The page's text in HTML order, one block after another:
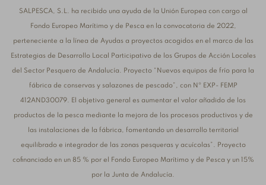
SALPESCA, S.L. ha recibido una ayuda de la Unión Europea con cargo al
Fondo Europeo Marítimo y de Pesca en la convocatoria de 2022,
perteneciente a la línea de Ayudas a proyectos acogidos en el marco de las
Estrategias de Desarrollo Local Participativo de los Grupos de Acción Locales
del Sector Pesquero de Andalucía. Proyecto “Nuevos equipos de frío para la
fábrica de conservas y salazones de pescado”, con Nº EXP- FEMP
412AND30079. El objetivo general es aumentar el valor añadido de los
productos de la pesca mediante la mejora de los procesos productivos y de
las instalaciones de la fábrica, fomentando un desarrollo territorial
equilibrado e integrador de las zonas pesqueras y acuícolas”. Proyecto
cofinanciado en un 85 % por el Fondo Europeo Marítimo y de Pesca y un 15%
por la Junta de Andalucía.